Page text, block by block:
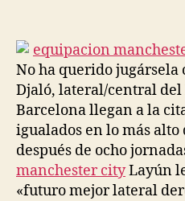
entrada
No ha querido jugársela
Djaló, lateral/central
Barcelona llegan a la
igualados en lo más
después de ocho
manchester cityLayún
«futuro mejor lateral